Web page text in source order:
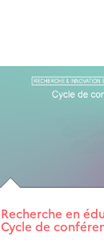
Recherche en
Cycle de